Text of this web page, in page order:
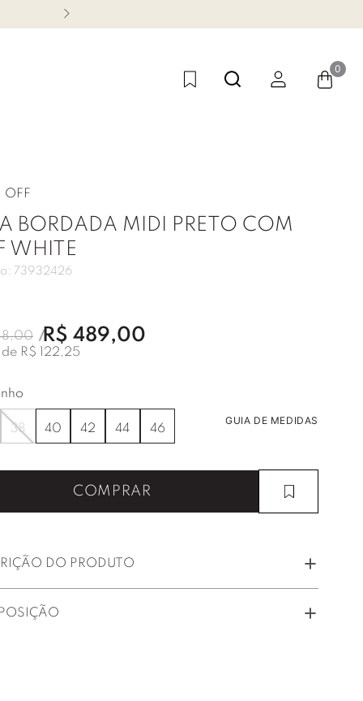
0
OFF
BORDADA MIDI PRETO COM
WHITE
73932426
,00 R$ 489,00
de R$ 122,25
38 40 42 44 46
GUIA DE MEDIDAS
COMPRAR
DO PRODUTO